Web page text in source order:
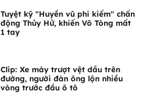
Tuyệt kỹ "Huyền vũ phi kiếm" chấn
động Thủy Hử, khiến Võ Tòng mất
1 tay
Clip: Xe máy trượt vệt dầu trên
đường, người đàn ông lộn nhiều
vòng trước đầu ô tô